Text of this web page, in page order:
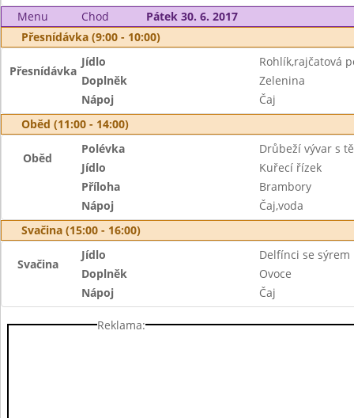
Menu
Chod
Pátek 30. 6. 2017
Přesnídávka (9:00 - 10:00)
Přesnídávka
Jídlo
Rohlík,rajčatová
Doplněk
Zelenina
Nápoj
Čaj
Oběd (11:00 - 14:00)
Oběd
Polévka
Drůbeží vývar s
Jídlo
Kuřecí řízek
Příloha
Brambory
Nápoj
Čaj,voda
Svačina (15:00 - 16:00)
Svačina
Jídlo
Delfínci se sýrem
Doplněk
Ovoce
Nápoj
Čaj
Reklama: